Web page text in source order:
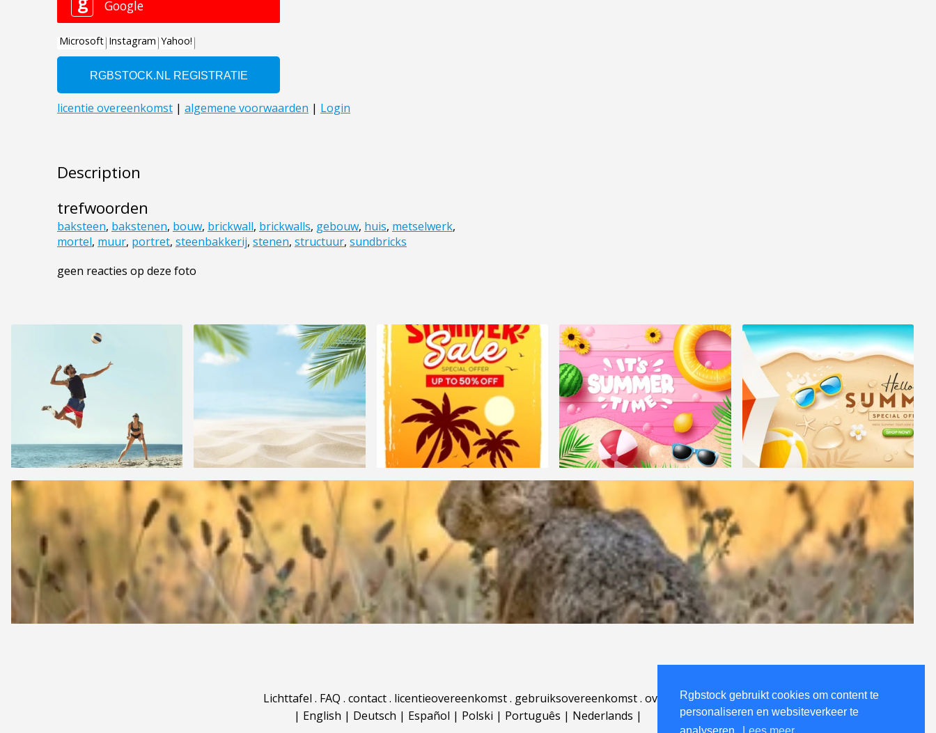
Rgbstock gebruikt cookies om content te
personaliseren en websiteverkeer te
Description
trefwoorden
baksteen, bakstenen, bouw, brickwall, brickwalls, gebouw, huis, metselwerk,
mortel, muur, portret, steenbakkerij, stenen, structuur, sundbricks
geen reacties op deze foto
Lichttafel . FAQ . contact. licentieovereenkomst. gebruiksovereenkomst. over
| English | Deutsch | Español | Polski | Português | Nederlands |